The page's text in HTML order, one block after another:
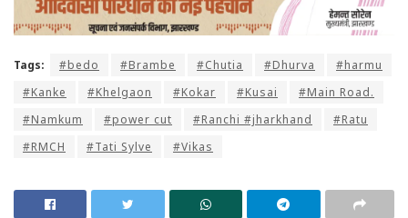
Tags: #bedo #Brambe #Chutia #Dhurva
#harmu
#Kanke
#Khelgaon #Kokar #Kusai
#Main Road.
#Namkum
#power cut #Ranchi #jharkhand
#Ratu
#RMCH
#Tati Sylve #Vikas